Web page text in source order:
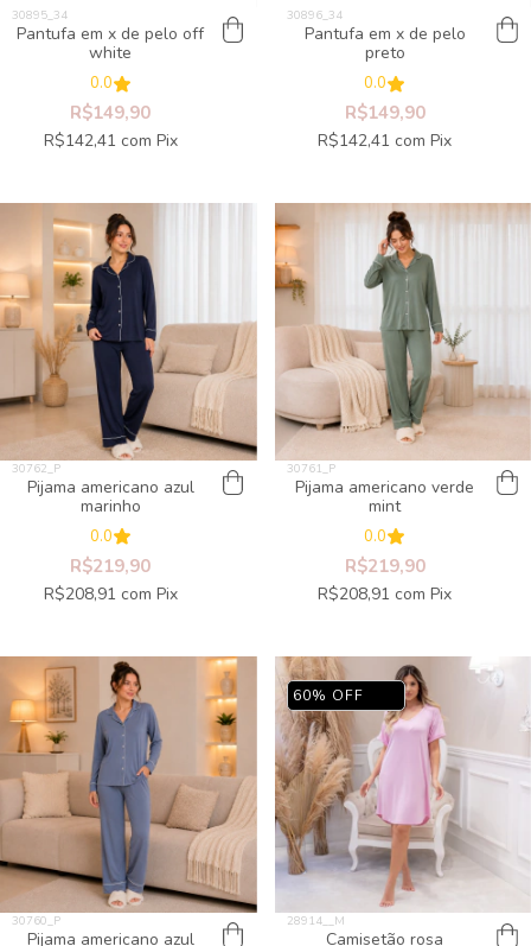
Pantufa em x de pelo off
white
0.0
R$149,90
R$142,41 com Pix
Pantufa em x de pelo
preto
0.0
R$149,90
R$142,41 com Pix
Pijama americano azul
marinho
0.0
R$219,90
R$208,91 com Pix
Pijama americano verde
mint
0.0
R$219,90
R$208,91 com Pix
Pijama americano azul
60% OFF
Camisetão rosa